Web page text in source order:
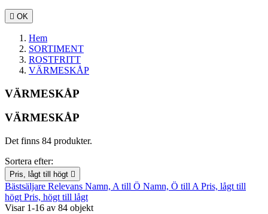
 OK
Hem
SORTIMENT
ROSTFRITT
VÄRMESKÅP
VÄRMESKÅP
VÄRMESKÅP
Det finns 84 produkter.
Sortera efter:
Pris, lågt till högt 
Bästsäljare Relevans Namn, A till Ö Namn, Ö till A Pris, lågt till
högt Pris, högt till lågt
Visar 1-16 av 84 objekt